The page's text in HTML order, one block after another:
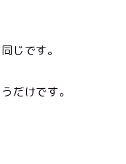
じです。
だけです。